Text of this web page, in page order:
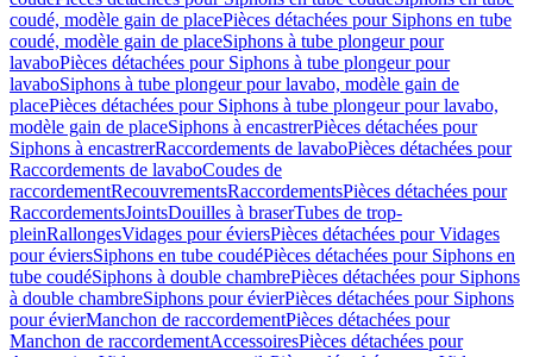
coudé, modèle gain de placePièces détachées pour Siphons en tube
coudé, modèle gain de placeSiphons à tube plongeur pour
lavaboPièces détachées pour Siphons à tube plongeur pour
lavaboSiphons à tube plongeur pour lavabo, modèle gain de
placePièces détachées pour Siphons à tube plongeur pour lavabo,
modèle gain de placeSiphons à encastrerPièces détachées pour
Siphons à encastrerRaccordements de lavaboPièces détachées pour
Raccordements de lavaboCoudes de
raccordementRecouvrementsRaccordementsPièces détachées pour
RaccordementsJointsDouilles à braserTubes de trop-
pleinRallongesVidages pour éviersPièces détachées pour Vidages
pour éviersSiphons en tube coudéPièces détachées pour Siphons en
tube coudéSiphons à double chambrePièces détachées pour Siphons
à double chambreSiphons pour évierPièces détachées pour Siphons
pour évierManchon de raccordementPièces détachées pour
Manchon de raccordementAccessoiresPièces détachées pour